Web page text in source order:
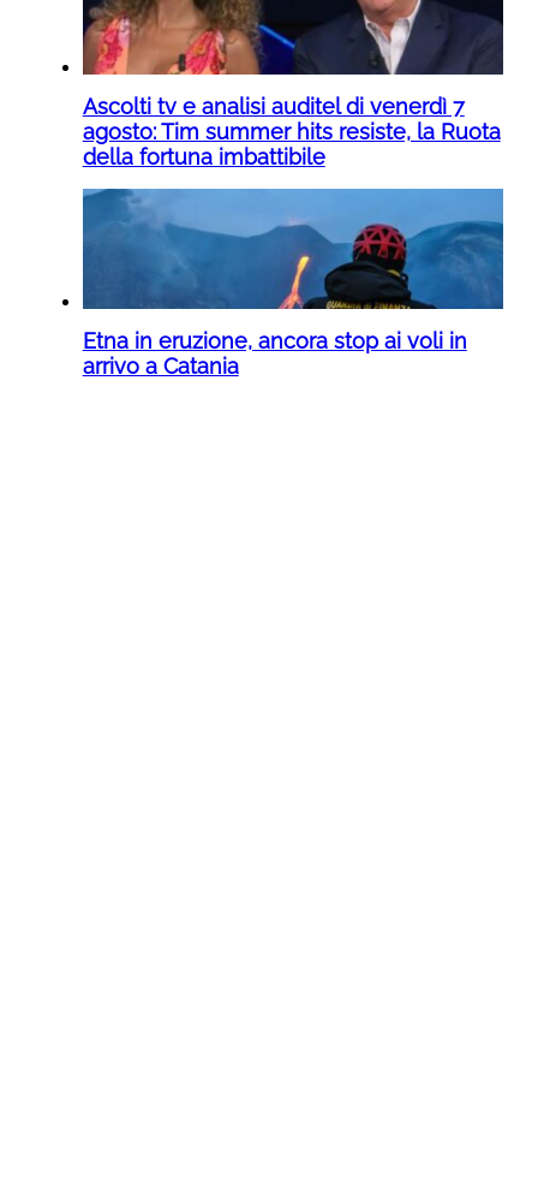
Ascolti tv e analisi auditel di venerdì 7
agosto: Tim summer hits resiste, la Ruota
della fortuna imbattibile
Etna in eruzione, ancora stop ai voli in
arrivo a Catania